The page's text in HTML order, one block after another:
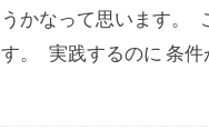
うかなって思います。
す。 実践するのに 条